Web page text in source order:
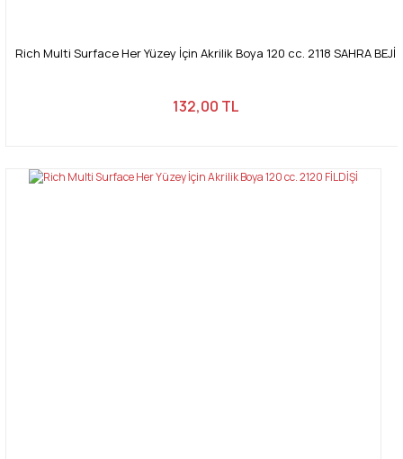
Rich Multi Surface Her Yüzey İçin Akrilik Boya 120 cc. 2118 SAHRA BEJİ
132,00 TL